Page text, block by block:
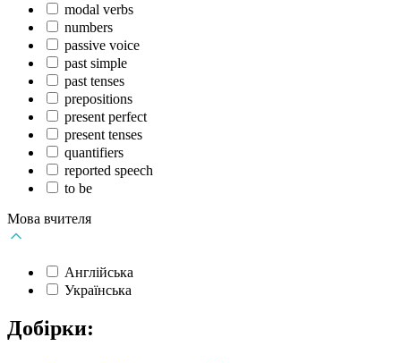
modal verbs
numbers
passive voice
past simple
past tenses
prepositions
present perfect
present tenses
quantifiers
reported speech
to be
Мова вчителя
Англійська
Українська
Добірки: